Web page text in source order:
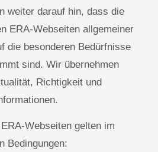
weiter darauf hin, dass die
ERA-Webseiten allgemeiner
die besonderen Bedürfnisse
sind. Wir übernehmen
Richtigkeit und
Webseiten gelten im
Bedingungen: